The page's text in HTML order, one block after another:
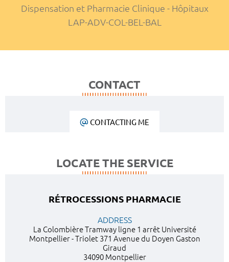
Dispensation et Pharmacie Clinique - Hôpitaux
LAP-ADV-COL-BEL-BAL
CONTACT
CONTACTING ME
LOCATE THE SERVICE
RÉTROCESSIONS PHARMACIE
ADDRESS
La Colombière Tramway ligne 1 arrêt Université
Montpellier - Triolet 371 Avenue du Doyen Gaston
Giraud
34090 Montpellier